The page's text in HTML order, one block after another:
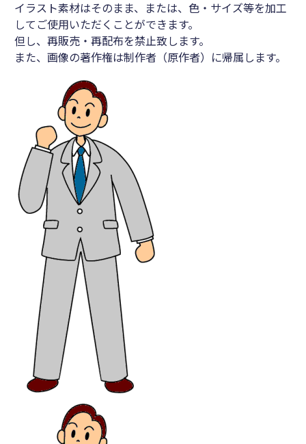
イラスト素材はそのまま、または、色・サイズ等を加工
してご使用いただくことができます。
但し、再販売・再配布を禁止致します。
また、画像の著作権は制作者（原作者）に帰属します。